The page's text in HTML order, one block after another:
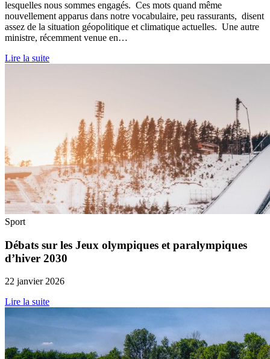
lesquelles nous sommes engagés. Ces mots quand même
nouvellement apparus dans notre vocabulaire, peu rassurants, disent
assez de la situation géopolitique et climatique actuelles. Une autre
ministre, récemment venue en…
Lire la suite
Sport
Débats sur les Jeux olympiques et paralympiques
d’hiver 2030
22 janvier 2026
Lire la suite